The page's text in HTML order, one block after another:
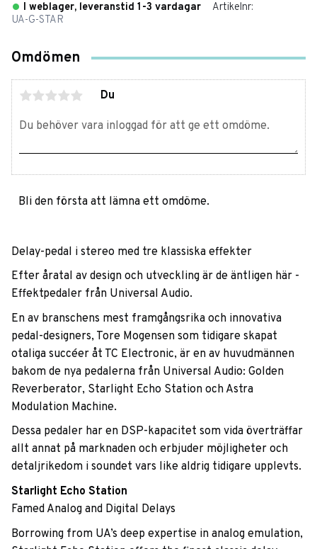
I weblager, leveranstid 1-3 vardagar
Artikelnr
UA-G-STAR
Omdömen
Du
Bli den första att lämna ett omdöme.
Delay-pedal i stereo med tre klassiska effekter
Efter åratal av design och utveckling är de äntligen här -
Effektpedaler från Universal Audio.
En av branschens mest framgångsrika och innovativa
pedal-designers, Tore Mogensen som tidigare skapat
otaliga succéer åt TC Electronic, är en av huvudmännen
bakom de nya pedalerna från Universal Audio: Golden
Reverberator, Starlight Echo Station och Astra
Modulation Machine.
Dessa pedaler har en DSP-kapacitet som vida överträffar
allt annat på marknaden och erbjuder möjligheter och
detaljrikedom i soundet vars like aldrig tidigare upplevts.
Starlight Echo Station
Famed Analog and Digital Delays
Borrowing from UA’s deep expertise in analog emulation,